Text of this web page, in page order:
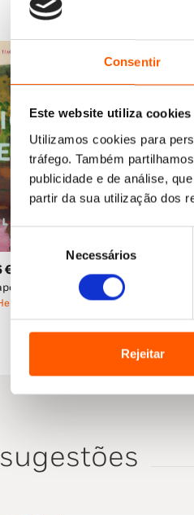
Consentir
Este website utiliza cookies
Utilizamos cookies para
tráfego. Também
publicidade e de análise,
partir da sua utilização dos
Seleção
de
consentimento
Necessários
Rejeitar
€